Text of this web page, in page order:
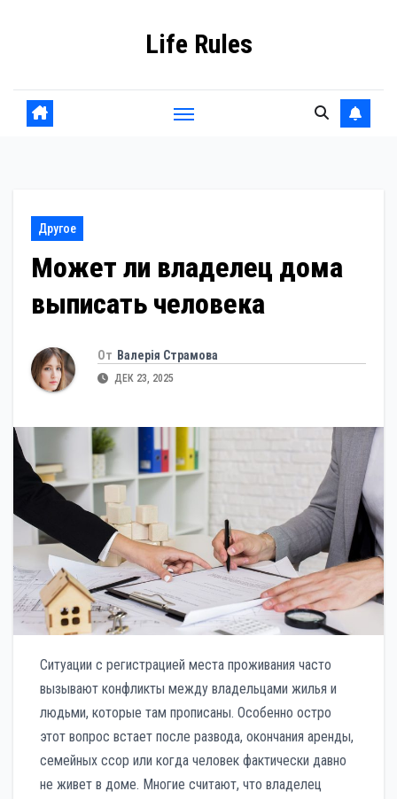
Life Rules
Другое
Может ли владелец дома
выписать человека
От Валерія Страмова
ДЕК 23, 2025
Ситуации с регистрацией места проживания часто
вызывают конфликты между владельцами жилья и
людьми, которые там прописаны. Особенно остро
этот вопрос встает после развода, окончания аренды,
семейных ссор или когда человек фактически давно
не живет в доме. Многие считают, что владелец